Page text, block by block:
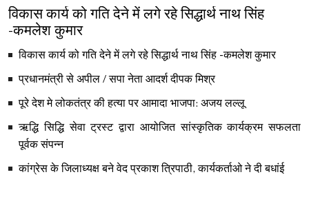
विकास कार्य को गति देने में लगे रहे सिद्धार्थ नाथ सिंह
-कमलेश कुमार
विकास कार्य को गति देने में लगे रहे सिद्धार्थ नाथ सिंह -कमलेश कुमार
प्रधानमंत्री से अपील / सपा नेता आदर्श दीपक मिश्र
पूरे देश मे लोकतंत्र की हत्या पर आमादा भाजपा: अजय लल्लू
ऋद्धि सिद्धि सेवा ट्रस्ट द्वारा आयोजित सांस्कृतिक कार्यक्रम सफलता
पूर्वक संपन्न
कांग्रेस के जिलाध्यक्ष बने वेद प्रकाश त्रिपाठी, कार्यकर्ताओ ने दी बधांई